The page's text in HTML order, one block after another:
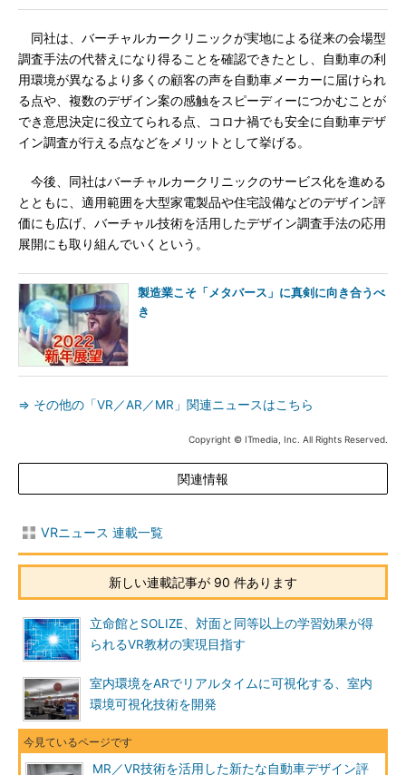
同社は、バーチャルカークリニックが実地による従来の会場型
調査手法の代替えになり得ることを確認できたとし、自動車の利
用環境が異なるより多くの顧客の声を自動車メーカーに届けられ
る点や、複数のデザイン案の感触をスピーディーにつかむことが
でき意思決定に役立てられる点、コロナ禍でも安全に自動車デザ
イン調査が行える点などをメリットとして挙げる。
今後、同社はバーチャルカークリニックのサービス化を進める
とともに、適用範囲を大型家電製品や住宅設備などのデザイン評
価にも広げ、バーチャル技術を活用したデザイン調査手法の応用
展開にも取り組んでいくという。
製造業こそ「メタバース」に真剣に向き合うべ
き
⇒ その他の「VR／AR／MR」関連ニュースはこちら
Copyright © ITmedia, Inc. All Rights Reserved.
関連情報
VRニュース 連載一覧
新しい連載記事が 90 件あります
立命館とSOLIZE、対面と同等以上の学習効果が得
られるVR教材の実現目指す
室内環境をARでリアルタイムに可視化する、室内
環境可視化技術を開発
MR／VR技術を活用した新たな自動車デザイン評